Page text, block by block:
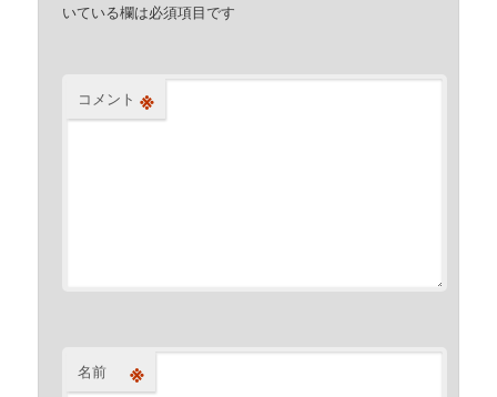
いている欄は必須項目です
コメント ※
名前 ※